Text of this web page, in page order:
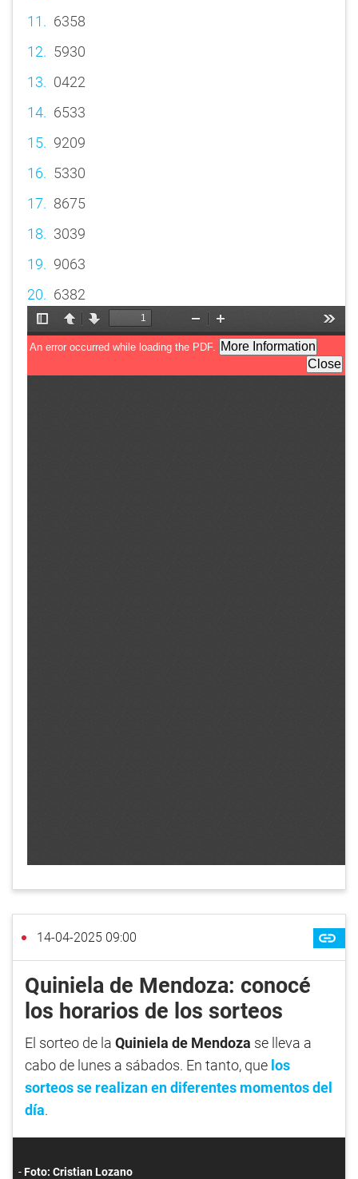
6358
5930
0422
6533
9209
5330
8675
3039
9063
6382
14-04-2025 09:00
Quiniela de Mendoza: conocé
los horarios de los sorteos
El sorteo de la Quiniela de Mendoza se lleva a
cabo de lunes a sábados. En tanto, que los
sorteos se realizan en diferentes momentos del
día.
Foto: Cristian Lozano